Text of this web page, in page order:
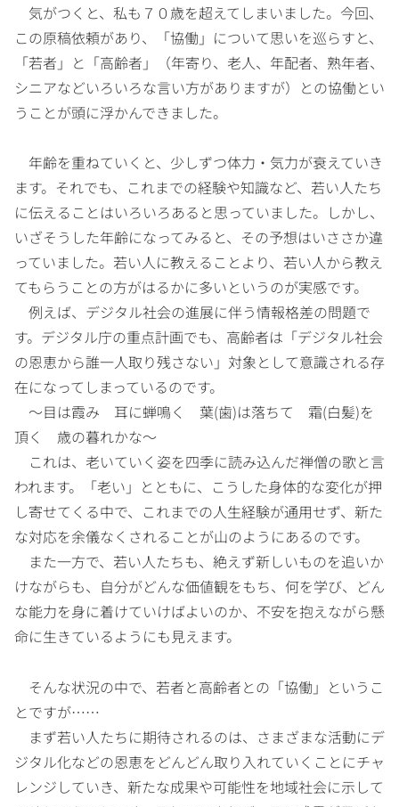
気がつくと、私も７０歳を超えてしまいました。今回、
この原稿依頼があり、「協働」について思いを巡らすと、
「若者」と「高齢者」（年寄り、老人、年配者、熟年者、
シニアなどいろいろな言い方がありますが）との協働とい
うことが頭に浮かんできました。
年齢を重ねていくと、少しずつ体力・気力が衰えていき
ます。それでも、これまでの経験や知識など、若い人たち
に伝えることはいろいろあると思っていました。しかし、
いざそうした年齢になってみると、その予想はいささか違
っていました。若い人に教えることより、若い人から教え
てもらうことの方がはるかに多いというのが実感です。
例えば、デジタル社会の進展に伴う情報格差の問題で
す。デジタル庁の重点計画でも、高齢者は「デジタル社会
の恩恵から誰一人取り残さない」対象として意識される存
在になってしまっているのです。
～目は霞み 耳に蝉鳴く 葉(歯)は落ちて 霜(白髪)を
頂く 歳の暮れかな～
これは、老いていく姿を四季に読み込んだ禅僧の歌と言
われます。「老い」とともに、こうした身体的な変化が押
し寄せてくる中で、これまでの人生経験が通用せず、新た
な対応を余儀なくされることが山のようにあるのです。
また一方で、若い人たちも、絶えず新しいものを追いか
けながらも、自分がどんな価値観をもち、何を学び、どん
な能力を身に着けていけばよいのか、不安を抱えながら懸
命に生きているようにも見えます。
そんな状況の中で、若者と高齢者との「協働」というこ
とですが……
まず若い人たちに期待されるのは、さまざまな活動にデ
ジタル化などの恩恵をどんどん取り入れていくことにチャ
レンジしていき、新たな成果や可能性を地域社会に示して